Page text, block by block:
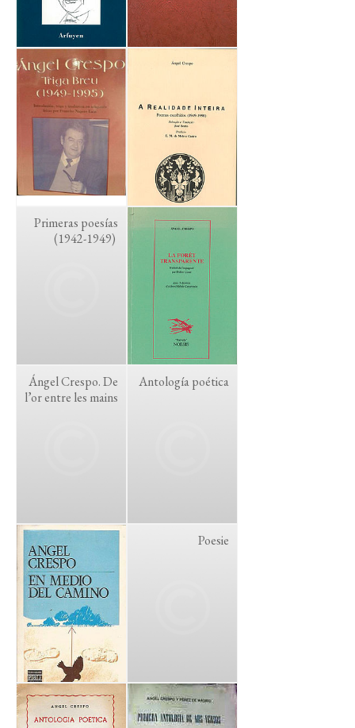
Primeras poesías
(1942-1949)
Ángel Crespo. De
l’or entre les mains
Antología poética
Poesie